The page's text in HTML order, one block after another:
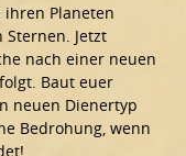
ihren Planeten
Jetzt
nach einer neuen
Baut euer
neuen Dienertyp
Bedrohung, wenn